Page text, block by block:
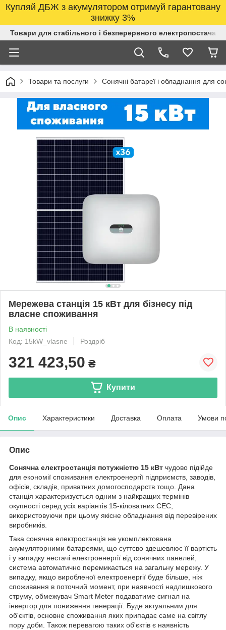
Купляй ДБЖ з акумулятором отримуй гарантовану
знижку 3%
Товари для стабільного і безперервного
Товари та послуги Сонячні батареї і обладнання для
Мережева станція 15 кВт для бізнесу під
власне споживання
В наявності
Код: 15kW_vlasne
Роздріб
321 423,50 ₴
Купити
Опис Характеристики Доставка Оплата Умови
Опис
Сонячна електростанція потужністю 15 кВт чудово підійде
для економії споживання електроенергії підприємств, заводів,
офісів, складів, приватних домогосподарств тощо. Дана
станція характеризується одним з найкращих термінів
окупності серед усіх варіантів 15-кіловатних СЕС,
використовуючи при цьому якісне обладнання від перевірених
виробників.
Така сонячна електростанція не укомплектована
акумуляторними батареями, що суттєво здешевлює її вартість
і у випадку нестачі електроенергії від сонячних панелей,
система автоматично перемикається на загальну мережу. У
випадку, якщо виробленої електроенергії буде більше, ніж
споживання в поточний момент, при наявності надлишкового
струму, обмежувач Smart Meter подаватиме сигнал на
інвертор для пониження генерації. Буде актуальним для
об'єктів, основне споживання яких припадає саме на світлу
пору доби. Також перевагою таких об'єктів є наявність